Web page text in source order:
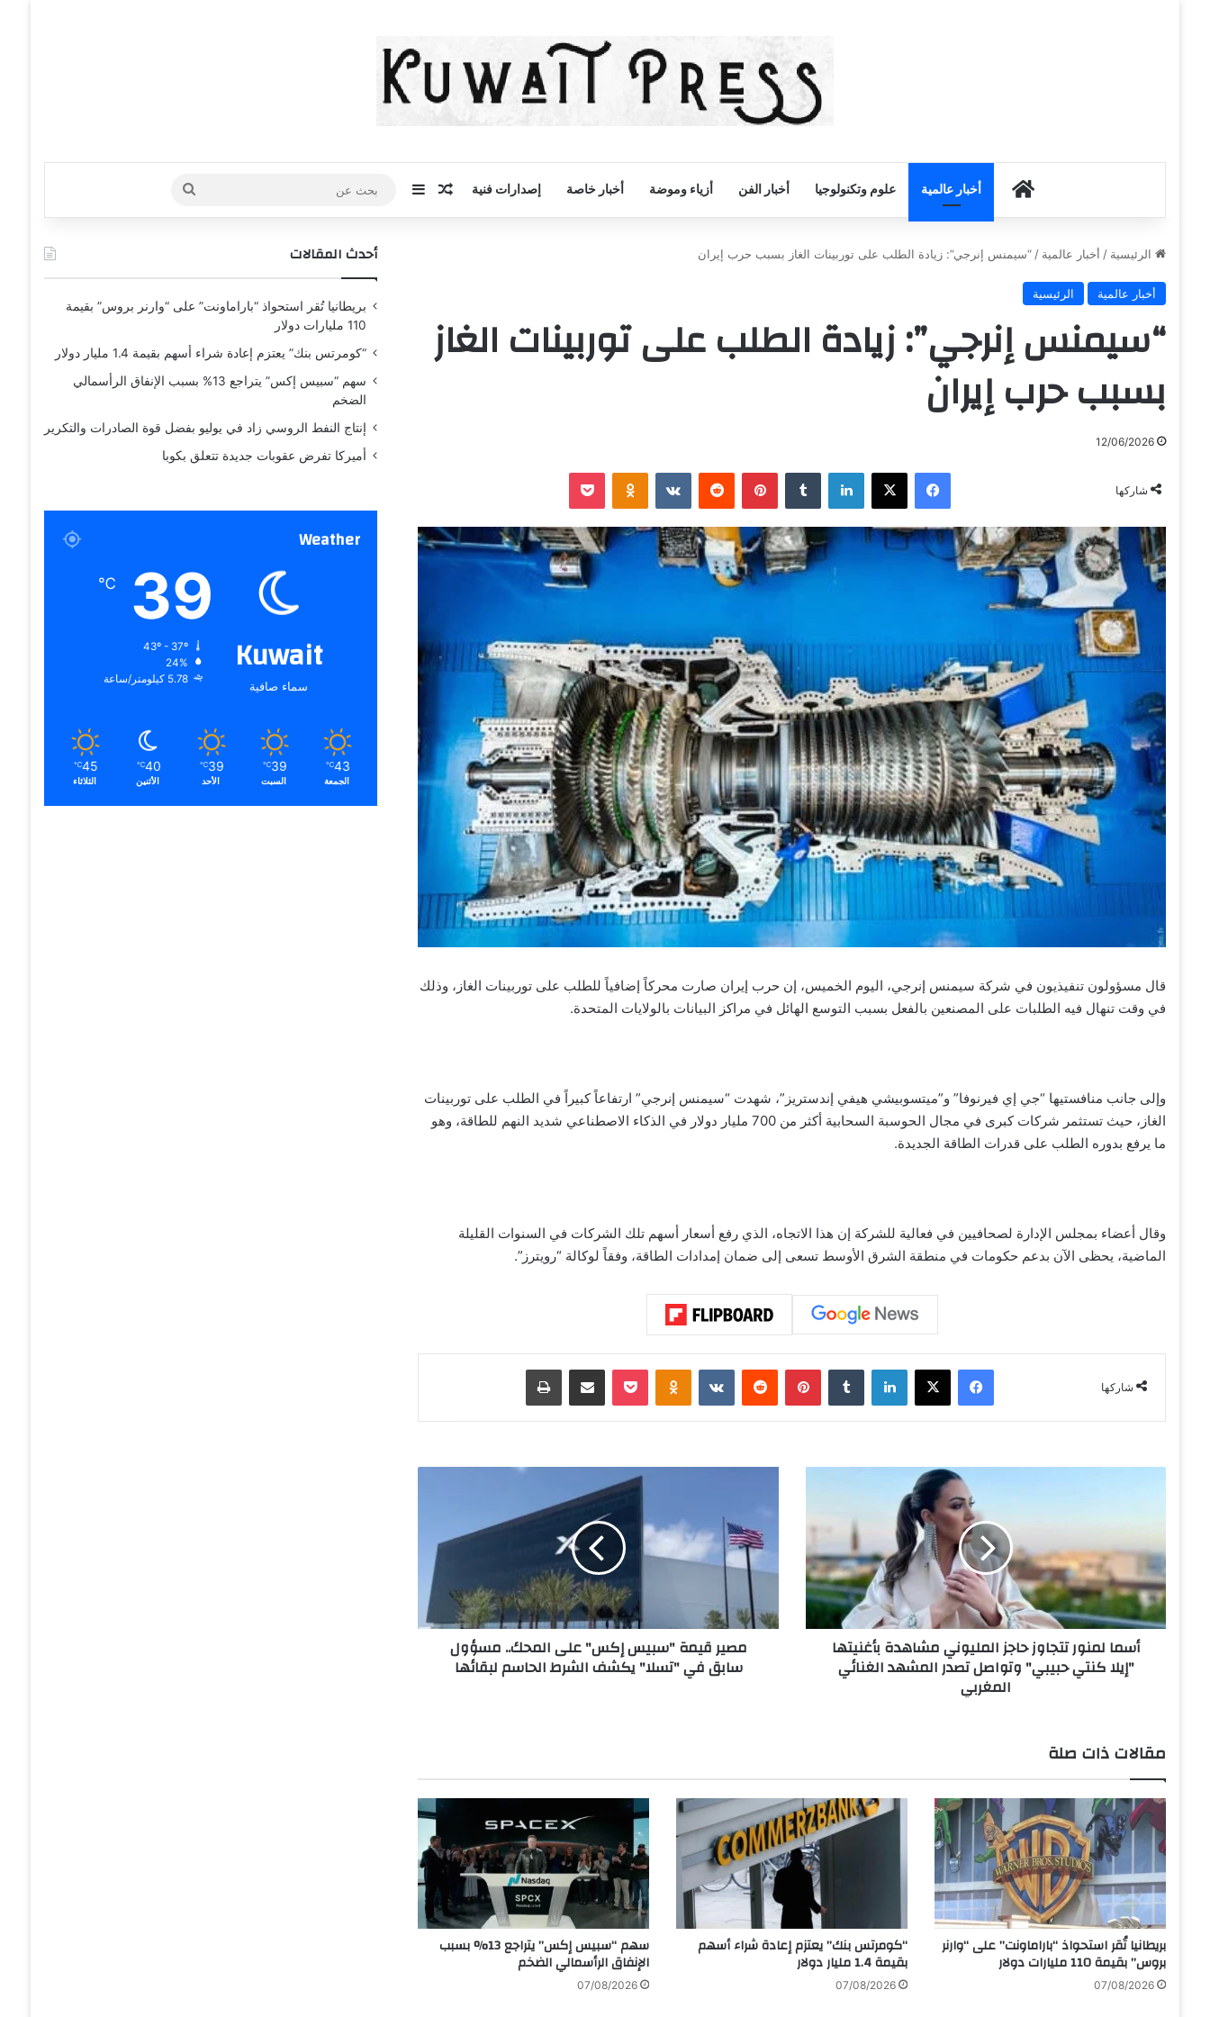
أخبار الكويت
أخبار عالمية علوم وتكنولوجيا أخبار الفن أزياء وموضة أخبار خاصة إصدارات فنية مقال عشوائي
إضافة عمود جانبي
بحث
عن
الرئيسية / أخبار عالمية / “سيمنس إنرجي”: زيادة الطلب على توربينات الغاز بسبب حرب إيران
أخبار عالمية الرئيسية
“سيمنس إنرجي”: زيادة الطلب على توربينات الغاز
بسبب حرب إيران
12/06/2026
شاركها
فيسبوك ‫X لينكدإن ‏Tumblr بينتيريست ‏Reddit
‏VKontakte
Odnoklassniki
‫Pocket
قال مسؤولون تنفيذيون في شركة سيمنس إنرجي، اليوم الخميس، إن حرب إيران صارت محركاً إضافياً للطلب على توربينات الغاز، وذلك
في وقت تنهال فيه الطلبات على المصنعين بالفعل بسبب التوسع الهائل في مراكز البيانات بالولايات المتحدة.
وإلى جانب منافستيها “جي إي فيرنوفا” و”ميتسوبيشي هيفي إندستريز”، شهدت “سيمنس إنرجي” ارتفاعاً كبيراً في الطلب على توربينات
الغاز، حيث تستثمر شركات كبرى في مجال الحوسبة السحابية أكثر من 700 مليار دولار في الذكاء الاصطناعي شديد النهم للطاقة، وهو
ما يرفع بدوره الطلب على قدرات الطاقة الجديدة.
وقال أعضاء بمجلس الإدارة لصحافيين في فعالية للشركة إن هذا الاتجاه، الذي رفع أسعار أسهم تلك الشركات في السنوات القليلة
الماضية، يحظى الآن بدعم حكومات في منطقة الشرق الأوسط تسعى إلى ضمان إمدادات الطاقة، وفقاً لوكالة “رويترز”.
شاركها
فيسبوك ‫X لينكدإن ‏Tumblr بينتيريست ‏Reddit
‏VKontakte
Odnoklassniki
‫Pocket مشاركة عبر البريد طباعة
ل
م
ن
و
ر
ح
ا
ج
ا
ل
م
ل
و
ن
ي
م
أسما لمنور تتجاوز حاجز المليوني مشاهدة بأغنيتها
"إيلا كنتي حبيبي" وتواصل تصدر المشهد الغنائي
المغربي
ي
ة
"
"
ع
ل
ى
ا
ل
م
ح
ك
.
مصير قيمة "سبيس إكس" على المحك.. مسؤول
سابق في "تسلا" يكشف الشرط الحاسم لبقائها
مقالات ذات صلة
بريطانيا تُقر استحواذ “باراماونت” على “وارنر
بروس” بقيمة 110 مليارات دولار
07/08/2026
“كومرتس بنك” يعتزم إعادة شراء أسهم
بقيمة 1.4 مليار دولار
07/08/2026
سهم “سبيس إكس” يتراجع 13% بسبب
الإنفاق الرأسمالي الضخم
07/08/2026
أحدث المقالات
بريطانيا تُقر استحواذ “باراماونت” على “وارنر بروس” بقيمة
110 مليارات دولار
“كومرتس بنك” يعتزم إعادة شراء أسهم بقيمة 1.4 مليار دولار
سهم “سبيس إكس” يتراجع 13% بسبب الإنفاق الرأسمالي
الضخم
إنتاج النفط الروسي زاد في يوليو بفضل قوة الصادرات والتكرير
أميركا تفرض عقوبات جديدة تتعلق بكوبا
Weather
Kuwait
سماء صافية
39
℃
24%
5.78 كيلومتر/ساعة
43
℃
الجمعة
39
℃
السبت
39
℃
الأحد
40
℃
الأثنين
45
℃
الثلاثاء